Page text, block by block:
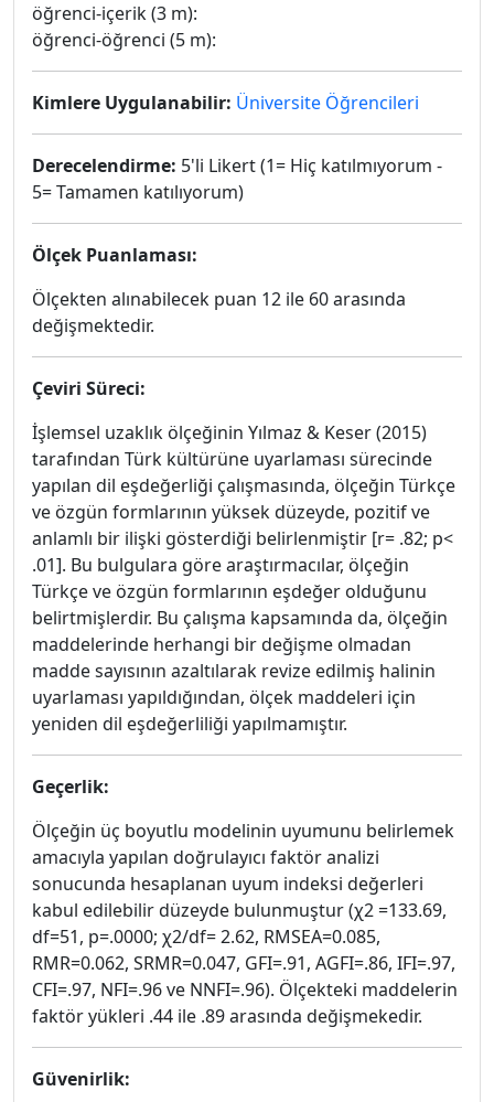
öğrenci-içerik (3 m):
öğrenci-öğrenci (5 m):
Kimlere Uygulanabilir: Üniversite Öğrencileri
Derecelendirme: 5'li Likert (1= Hiç katılmıyorum -
5= Tamamen katılıyorum)
Ölçek Puanlaması:
Ölçekten alınabilecek puan 12 ile 60 arasında
değişmektedir.
Çeviri Süreci:
İşlemsel uzaklık ölçeğinin Yılmaz & Keser (2015)
tarafından Türk kültürüne uyarlaması sürecinde
yapılan dil eşdeğerliği çalışmasında, ölçeğin Türkçe
ve özgün formlarının yüksek düzeyde, pozitif ve
anlamlı bir ilişki gösterdiği belirlenmiştir [r= .82; p<
.01]. Bu bulgulara göre araştırmacılar, ölçeğin
Türkçe ve özgün formlarının eşdeğer olduğunu
belirtmişlerdir. Bu çalışma kapsamında da, ölçeğin
maddelerinde herhangi bir değişme olmadan
madde sayısının azaltılarak revize edilmiş halinin
uyarlaması yapıldığından, ölçek maddeleri için
yeniden dil eşdeğerliliği yapılmamıştır.
Geçerlik:
Ölçeğin üç boyutlu modelinin uyumunu belirlemek
amacıyla yapılan doğrulayıcı faktör analizi
sonucunda hesaplanan uyum indeksi değerleri
kabul edilebilir düzeyde bulunmuştur (χ2 =133.69,
df=51, p=.0000; χ2/df= 2.62, RMSEA=0.085,
RMR=0.062, SRMR=0.047, GFI=.91, AGFI=.86, IFI=.97,
CFI=.97, NFI=.96 ve NNFI=.96). Ölçekteki maddelerin
faktör yükleri .44 ile .89 arasında değişmekedir.
Güvenirlik: